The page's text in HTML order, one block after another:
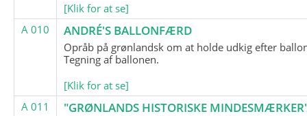
[Klik for at se]
A 010
ANDRÉ'S BALLONFÆRD
Opråb på grønlandsk om at holde udkig efter
Tegning af ballonen.
[Klik for at se]
A 011
"GRØNLANDS HISTORISKE